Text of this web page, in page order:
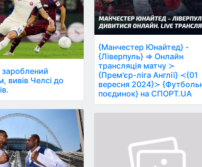
зароблений
вивів Челсі до
{Манчестер Юнайтед} -
{Ліверпуль} ⇒ Онлайн
трансляція матчу ≻
{Прем'єр-ліга Англії} ≺{01
вересня 2024}≻
поєдинок} на СПОРТ.UA